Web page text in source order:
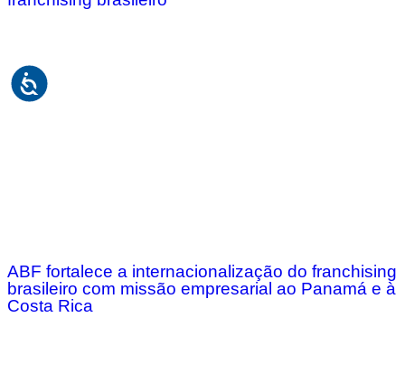
ABF fortalece a internacionalização do franchising
brasileiro com missão empresarial ao Panamá e à
Costa Rica